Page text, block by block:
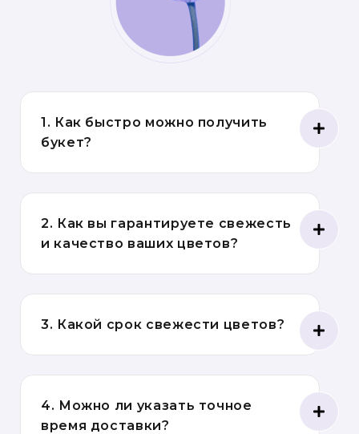
1. Как быстро можно получить
букет?
2. Как вы гарантируете свежесть
и качество ваших цветов?
3. Какой срок свежести цветов?
4. Можно ли указать точное
время доставки?